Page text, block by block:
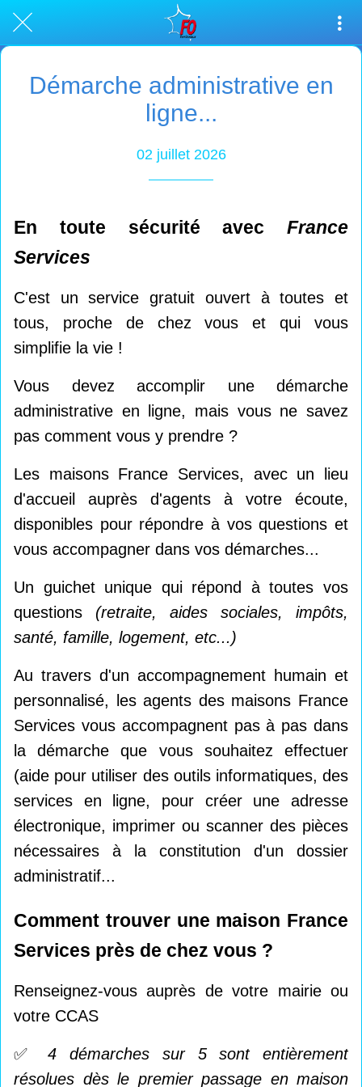
Démarche administrative en
ligne...
02 juillet 2026
En toute sécurité avec France
Services
C'est un service gratuit ouvert à toutes et
tous, proche de chez vous et qui vous
simplifie la vie !
Vous devez accomplir une démarche
administrative en ligne, mais vous ne savez
pas comment vous y prendre ?
Les maisons France Services, avec un lieu
d'accueil auprès d'agents à votre écoute,
disponibles pour répondre à vos questions et
vous accompagner dans vos démarches...
Un guichet unique qui répond à toutes vos
questions (retraite, aides sociales, impôts,
santé, famille, logement, etc...)
Au travers d'un accompagnement humain et
personnalisé, les agents des maisons France
Services vous accompagnent pas à pas dans
la démarche que vous souhaitez effectuer
(aide pour utiliser des outils informatiques, des
services en ligne, pour créer une adresse
électronique, imprimer ou scanner des pièces
nécessaires à la constitution d'un dossier
administratif...
Comment trouver une maison France
Services près de chez vous ?
Renseignez-vous auprès de votre mairie ou
votre CCAS
✅4 démarches sur 5 sont entièrement
résolues dès le premier passage en maison